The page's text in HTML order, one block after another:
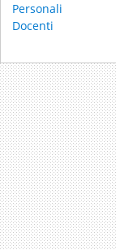
Personali
Docenti